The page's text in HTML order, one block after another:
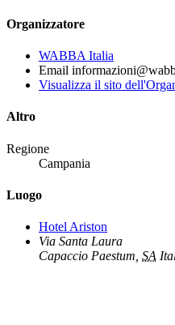
Organizzatore
WABBA Italia
Email
Visualizza il sito
Altro
Regione
Campania
Luogo
Hotel Ariston
Via Santa Laura
Capaccio Paestum SA